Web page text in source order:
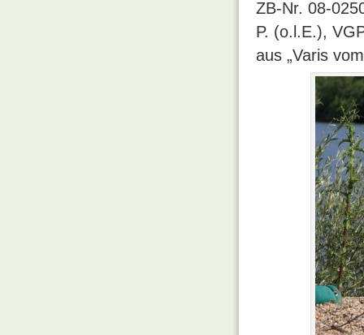
ZB-Nr. 08-
P. (o.l.E.),
aus „Varis